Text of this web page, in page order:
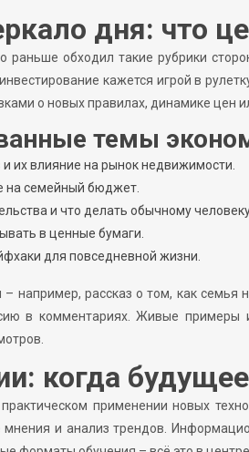
дня: что
раньше обходил такие рубрики
кажется игрой в
о новых правилах, динамике цен
темы
их влияние на рынок недвижимости.
на семейный бюджет.
и что делать обычному
в ценные бумаги.
для повседневной жизни.
– например, рассказ о том, как
в комментариях. Живые примеры
когда
применении новых
и анализ трендов.